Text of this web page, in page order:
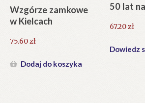
Wzgórze zamkowe
w Kielcach
75.60zł
Dodaj do koszyka
50 lat
67.20zł
Dowiedz